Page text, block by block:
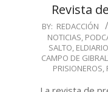
Revista
2021-
04-
12
BY: REDACCIÓN
NOTICIAS,
SALTO,
CAMPO DE
PRISIONEROS,